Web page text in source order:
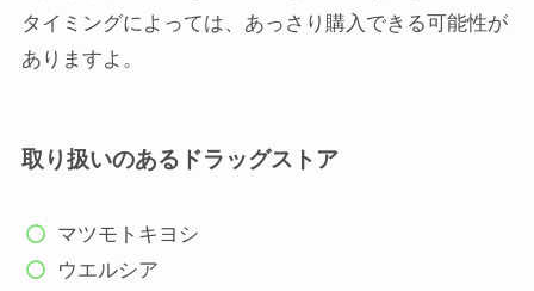
タイミングによっては、あっさり購入できる可能性が
ありますよ。
取り扱いのあるドラッグストア
マツモトキヨシ
ウエルシア